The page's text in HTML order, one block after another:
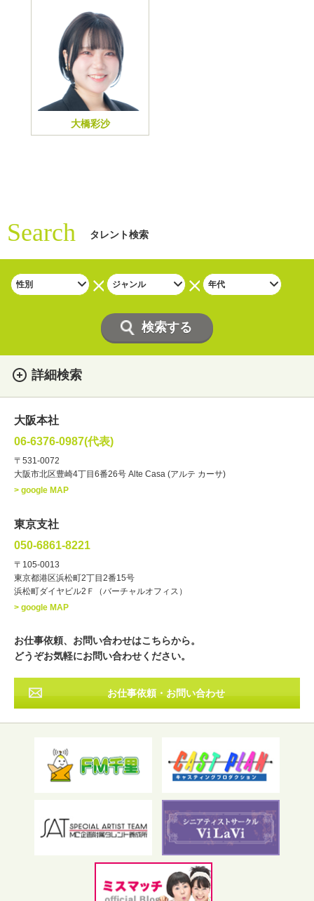
大橋彩沙
Search タレント検索
詳細検索
・性別
・ジャンル
ナレーター レポーター
・年齢
・出身地 北海道 東北
その他
フリーワード検索
大阪本社
06-6376-0987(代表)
〒531-0072
大阪市北区豊崎4丁目6番26号 Alte Casa (アルテ カーサ)
> google MAP
東京支社
050-6861-8221
〒105-0013
東京都港区浜松町2丁目2番15号
浜松町ダイヤビル2Ｆ（バーチャルオフィス）
> google MAP
お仕事依頼、お問い合わせはこちらから。
どうぞお気軽にお問い合わせください。
お仕事依頼・お問い合わせ